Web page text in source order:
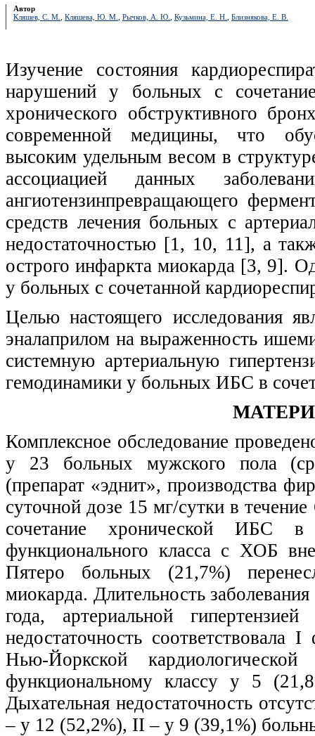
Автор
Кляшев, С. М.
Кляшева, Ю. М. Рычков, А. Ю. Кузьмина, Е. Н. Близнякова, Е. В.
Изучение состояния
нарушений у больных с
хронического обструктивного
современной медицины, что
высоким удельным весом в
ассоциацией данных
ангиотензинпревращающего
средств лечения больных с
недостаточностью [1, 10, 11], а
острого инфаркта миокарда [3, 9].
у больных с сочетанной
Целью настоящего исследования
эналаприлом на выраженность
системную артериальную
гемодинамики у больных ИБС в
Комплексное обследование
у 23 больных мужского пола
(препарат «эднит», производства
суточной дозе 15 мг/сутки в
сочетание хронической ИБС
функционального класса с ХОБ
Пятеро больных (21,7%)
миокарда. Длительность
года, артериальной
недостаточность соответствовала
Нью-Йоркской
функциональному классу у 5
Дыхательная недостаточность
– у 12 (52,2%), II – у 9 (39,1%)